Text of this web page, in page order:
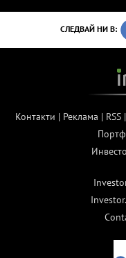
СЛЕДВАЙ НИ В:
Контакти | Реклама | RSS|